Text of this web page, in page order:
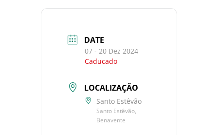
DATE
07 - 20 Dez 2024
Caducado
LOCALIZAÇÃO
Santo Estêvão
Santo Estêvão,
Benavente